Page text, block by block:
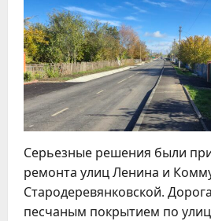
Серьезные решения были
ремонта улиц Ленина и
Стародеревянковской.
песчаным покрытием по